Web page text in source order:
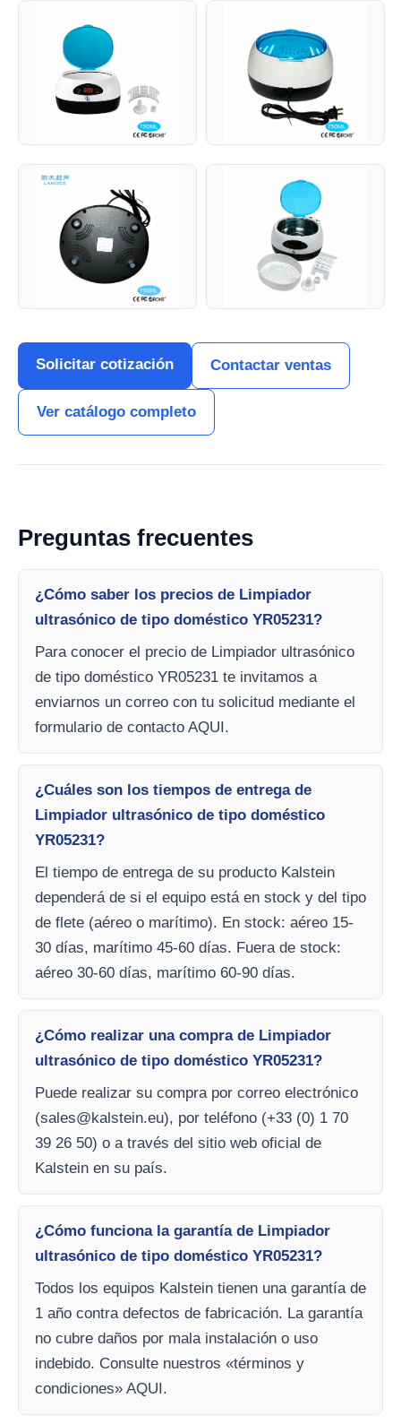
Solicitar cotización Contactar ventas
Ver catálogo completo
Preguntas frecuentes
¿Cómo saber los precios de Limpiador
ultrasónico de tipo doméstico YR05231?
Para conocer el precio de Limpiador ultrasónico
de tipo doméstico YR05231 te invitamos a
enviarnos un correo con tu solicitud mediante el
formulario de contacto AQUI.
¿Cuáles son los tiempos de entrega de
Limpiador ultrasónico de tipo doméstico
YR05231?
El tiempo de entrega de su producto Kalstein
dependerá de si el equipo está en stock y del tipo
de flete (aéreo o marítimo). En stock: aéreo 15-
30 días, marítimo 45-60 días. Fuera de stock:
aéreo 30-60 días, marítimo 60-90 días.
¿Cómo realizar una compra de Limpiador
ultrasónico de tipo doméstico YR05231?
Puede realizar su compra por correo electrónico
(sales@kalstein.eu), por teléfono (+33 (0) 1 70
39 26 50) o a través del sitio web oficial de
Kalstein en su país.
¿Cómo funciona la garantía de Limpiador
ultrasónico de tipo doméstico YR05231?
Todos los equipos Kalstein tienen una garantía de
1 año contra defectos de fabricación. La garantía
no cubre daños por mala instalación o uso
indebido. Consulte nuestros «términos y
condiciones» AQUI.